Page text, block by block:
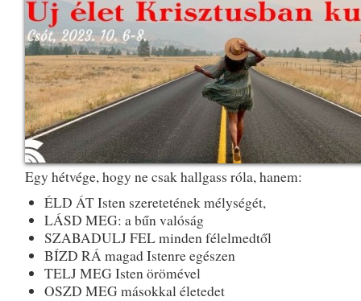
Egy hétvége, hogy ne csak hallgass róla, hanem:
ÉLD ÁT Isten szeretetének mélységét,
LÁSD MEG: a bűn valóság
SZABADULJ FEL minden félelmedtől
BÍZD RÁ magad Istenre egészen
TELJ MEG Isten örömével
OSZD MEG másokkal életedet